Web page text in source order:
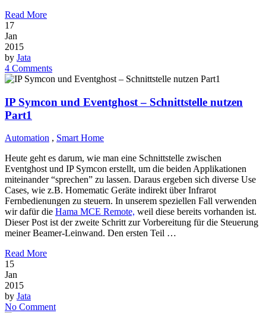
Read More
17
Jan
2015
by Jata
4 Comments
IP Symcon und Eventghost – Schnittstelle nutzen
Part1
Automation , Smart Home
Heute geht es darum, wie man eine Schnittstelle zwischen
Eventghost und IP Symcon erstellt, um die beiden Applikationen
miteinander “sprechen” zu lassen. Daraus ergeben sich diverse Use
Cases, wie z.B. Homematic Geräte indirekt über Infrarot
Fernbedienungen zu steuern. In unserem speziellen Fall verwenden
wir dafür die Hama MCE Remote, weil diese bereits vorhanden ist.
Dieser Post ist der zweite Schritt zur Vorbereitung für die Steuerung
meiner Beamer-Leinwand. Den ersten Teil …
Read More
15
Jan
2015
by Jata
No Comment